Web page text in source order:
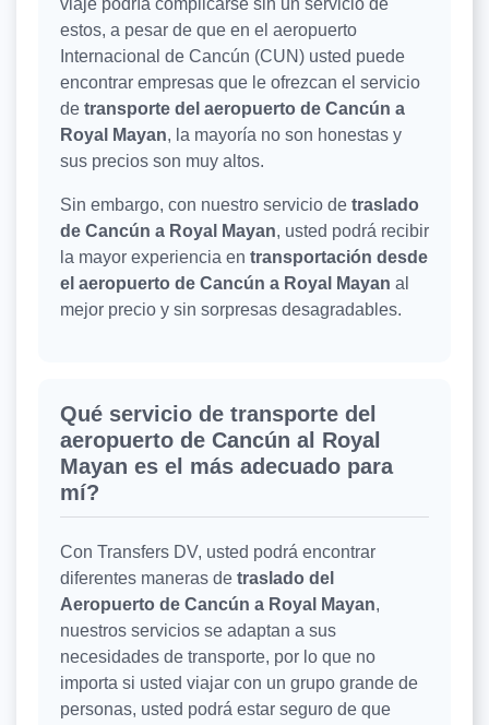
viaje podría complicarse sin un servicio de
estos, a pesar de que en el aeropuerto
Internacional de Cancún (CUN) usted puede
encontrar empresas que le ofrezcan el servicio
de transporte del aeropuerto de Cancún a
Royal Mayan, la mayoría no son honestas y
sus precios son muy altos.
Sin embargo, con nuestro servicio de traslado
de Cancún a Royal Mayan, usted podrá recibir
la mayor experiencia en transportación desde
el aeropuerto de Cancún a Royal Mayan al
mejor precio y sin sorpresas desagradables.
Qué servicio de transporte del
aeropuerto de Cancún al Royal
Mayan es el más adecuado para
mí?
Con Transfers DV, usted podrá encontrar
diferentes maneras de traslado del
Aeropuerto de Cancún a Royal Mayan,
nuestros servicios se adaptan a sus
necesidades de transporte, por lo que no
importa si usted viajar con un grupo grande de
personas, usted podrá estar seguro de que